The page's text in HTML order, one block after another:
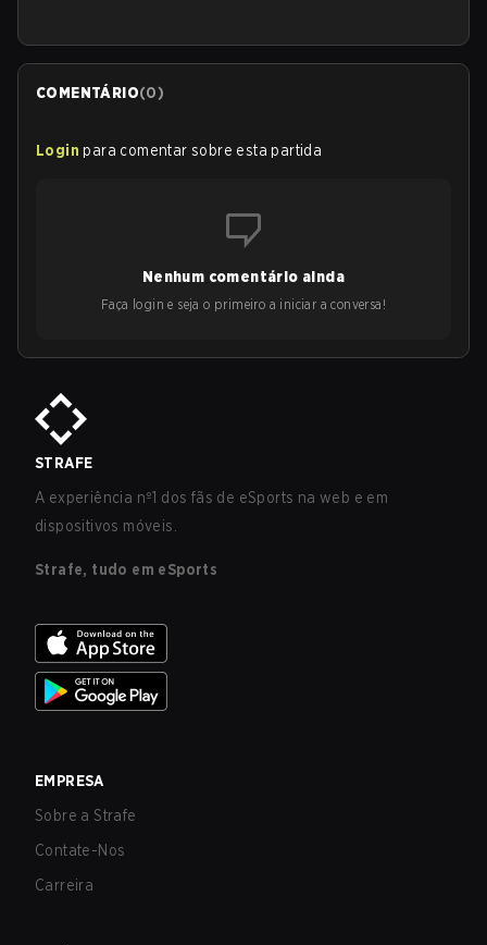
COMENTÁRIO(0)
Login para comentar sobre esta partida
Nenhum comentário ainda
Faça login e seja o primeiro a iniciar a conversa!
STRAFE
A experiência nº1 dos fãs de eSports na web e em
dispositivos móveis.
Strafe, tudo em eSports
EMPRESA
Sobre a Strafe
Contate-Nos
Carreira